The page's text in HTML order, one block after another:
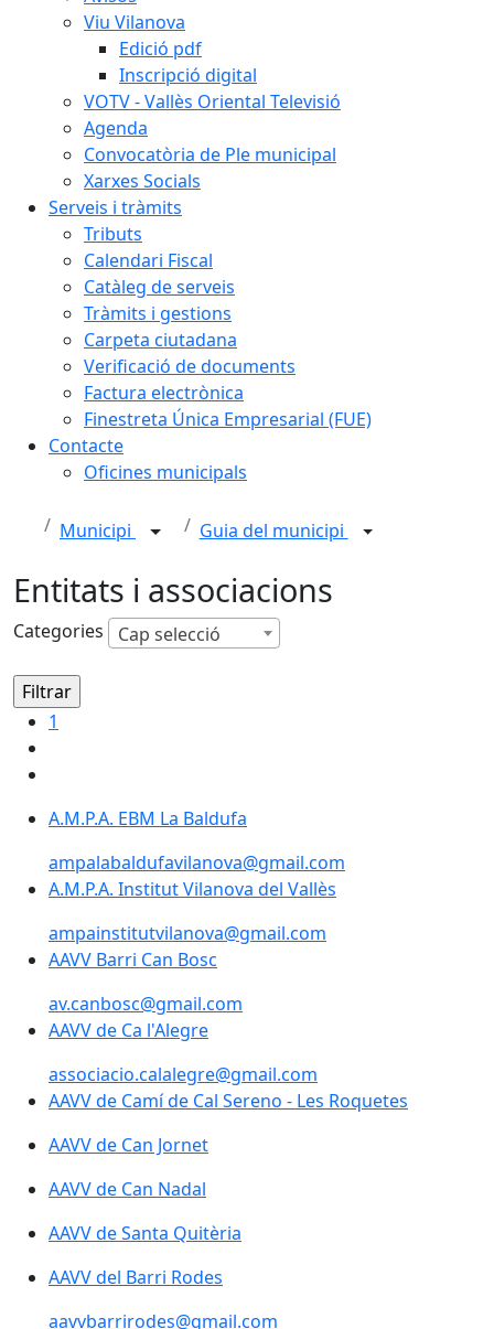
Viu Vilanova
Edició pdf
Inscripció digital
VOTV - Vallès Oriental Televisió
Agenda
Convocatòria de Ple municipal
Xarxes Socials
Serveis i tràmits
Tributs
Calendari Fiscal
Catàleg de serveis
Tràmits i gestions
Carpeta ciutadana
Verificació de documents
Factura electrònica
Finestreta Única Empresarial (FUE)
Contacte
Oficines municipals
Municipi Guia del municipi
Entitats i associacions
Categories Cap selecció
1
A.M.P.A. EBM La Baldufa
ampalabaldufavilanova@gmail.com
A.M.P.A. Institut Vilanova del Vallès
A.M.P.A. Institut Vilanova del Vallès
ampainstitutvilanova@gmail.com
AAVV Barri Can Bosc
av.canbosc@gmail.com
AAVV de Ca l'Alegre
associacio.calalegre@gmail.com
AAVV de Camí de Cal Sereno - Les Roquetes
AAVV de Can Jornet
AAVV de Can Nadal
AAVV de Can Nadal
AAVV de Santa Quitèria
AAVV de Santa Quitèria
AAVV del Barri Rodes
aavvbarrirodes@gmail.com